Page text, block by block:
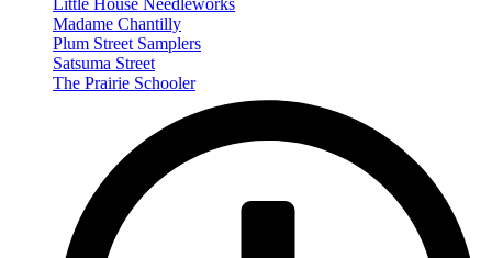
Madame Chantilly
Plum Street Samplers
Satsuma Street
The Prairie Schooler